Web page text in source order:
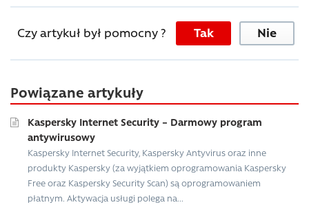
Czy artykuł był pomocny ? Tak Nie
Powiązane artykuły
Kaspersky Internet Security – Darmowy program
antywirusowy
Kaspersky Internet Security, Kaspersky Antyvirus oraz inne
produkty Kaspersky (za wyjątkiem oprogramowania Kaspersky
Free oraz Kaspersky Security Scan) są oprogramowaniem
płatnym. Aktywacja usługi polega na...